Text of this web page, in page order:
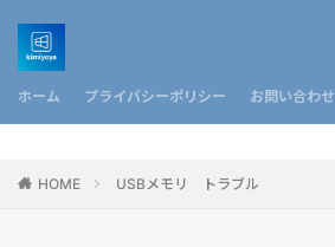
ホーム プライバシーポリシー お問い合わせ
HOME USBメモリ トラブル